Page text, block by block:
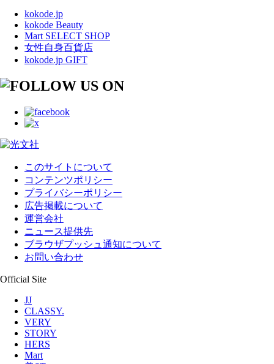
kokode.jp
kokode Beauty
Mart SELECT SHOP
女性自身百貨店
kokode.jp GIFT
このサイトについて
コンテンツポリシー
プライバシーポリシー
広告掲載について
運営会社
ニュース提供先
ブラウザプッシュ通知について
お問い合わせ
Official Site
JJ
CLASSY.
VERY
STORY
HERS
Mart